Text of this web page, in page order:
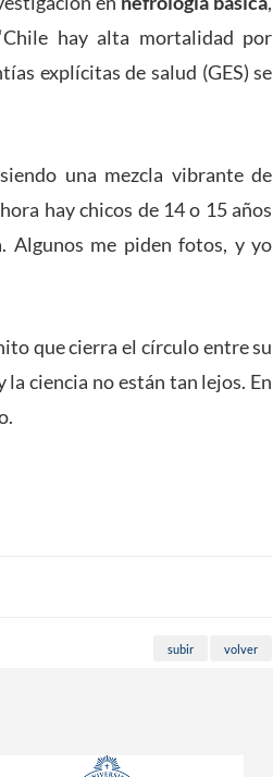
hay alta mortalidad por
explícitas de salud (GES) se
una mezcla vibrante de
hay chicos de 14 o 15 años
Algunos me piden fotos, y yo
que cierra el círculo entre su
ciencia no están tan lejos. En
subir volver